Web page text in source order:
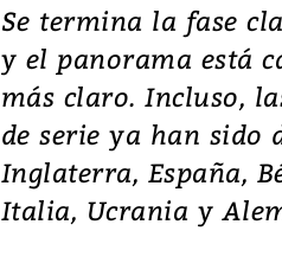
Se termina la fase
y el panorama está
más claro. Incluso,
de serie ya han sido
Inglaterra, España,
Italia, Ucrania y
Video: Lula
candidatura
promesas
en defensa,
tierras raras